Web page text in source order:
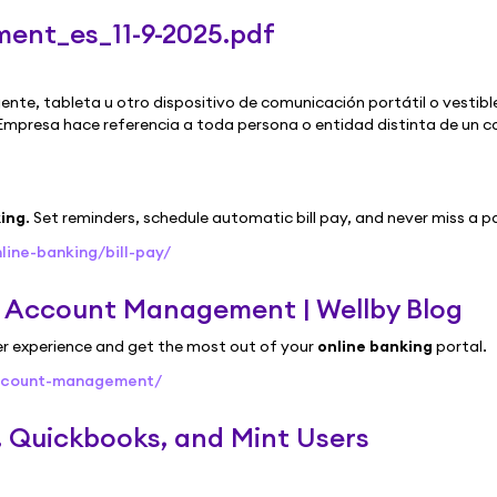
9-2025.pdf
vestible que cumpla con los requisitos de
y servicios a los que usted
y servicios pueden utilizarse a través de navegadores y aplicaciones,
y Wellby Mobile, además de todas las cuentas elegibles y servicios financieros en línea a los que pueda
. Set reminders, schedule automatic bill pay, and never miss a
banking/bill-pay/
Management | Wellby Blog
experience and get the most out of your online banking portal.
management/
and Mint Users